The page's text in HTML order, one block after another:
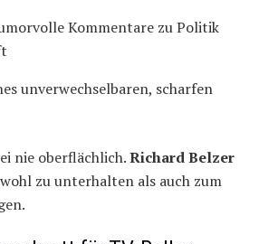
Kommentare zu Politik
unverwechselbaren, scharfen
nie oberflächlich.Richard Belzer
zu unterhalten als auch zum